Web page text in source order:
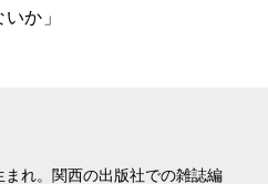
か」
まれ。関西の出版社での雑誌編